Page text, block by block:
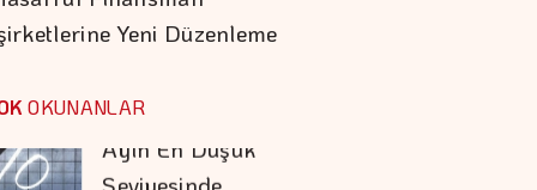
Yeni Düzenleme
OKUNANLAR
Savunma Anlaşması
Mevduat Faizi Son 4
Seviyesinde
Karadağ'ı Vizesiz